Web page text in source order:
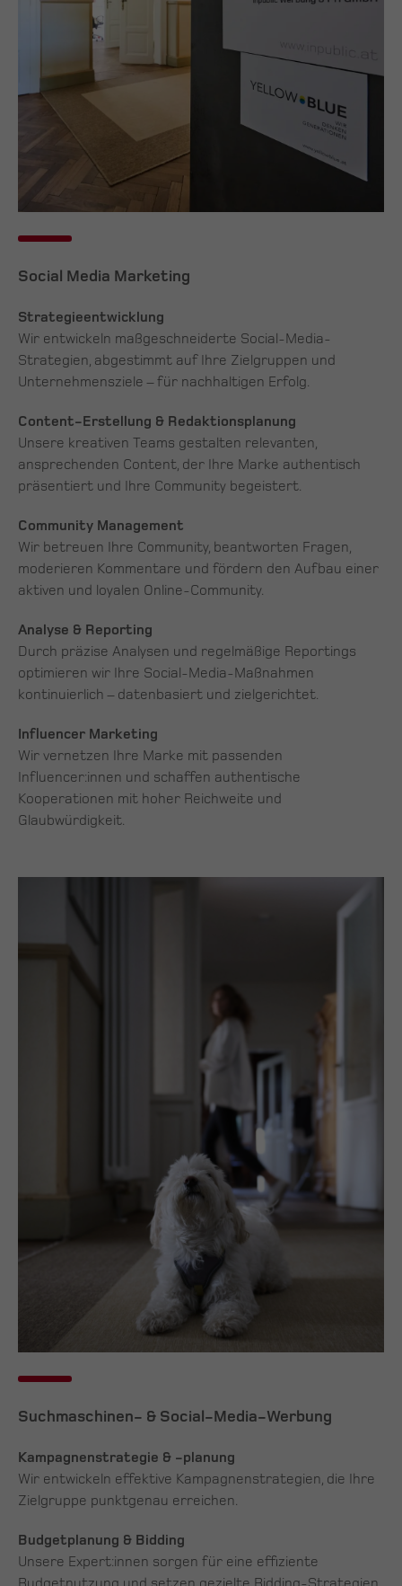
Social Media Marketing
Strategieentwicklung
Wir entwickeln maßgeschneiderte Social-Media-
Strategien, abgestimmt auf Ihre Zielgruppen und
Unternehmensziele – für nachhaltigen Erfolg.
Content-Erstellung & Redaktionsplanung
Unsere kreativen Teams gestalten relevanten,
ansprechenden Content, der Ihre Marke authentisch
präsentiert und Ihre Community begeistert.
Community Management
Wir betreuen Ihre Community, beantworten Fragen,
moderieren Kommentare und fördern den Aufbau einer
aktiven und loyalen Online-Community.
Analyse & Reporting
Durch präzise Analysen und regelmäßige Reportings
optimieren wir Ihre Social-Media-Maßnahmen
kontinuierlich – datenbasiert und zielgerichtet.
Influencer Marketing
Wir vernetzen Ihre Marke mit passenden
Influencer:innen und schaffen authentische
Kooperationen mit hoher Reichweite und
Glaubwürdigkeit.
Suchmaschinen- & Social-Media-Werbung
Kampagnenstrategie & -planung
Wir entwickeln effektive Kampagnenstrategien, die Ihre
Zielgruppe punktgenau erreichen.
Budgetplanung & Bidding
Unsere Expert:innen sorgen für eine effiziente